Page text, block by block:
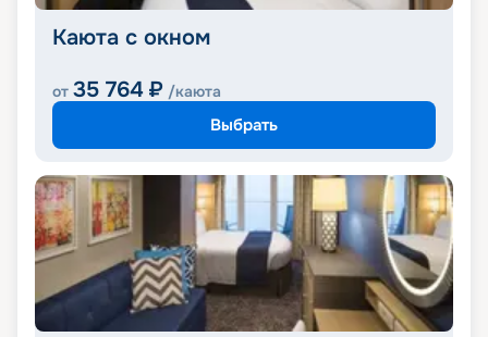
Каюта с окном
от 35 764 ₽ /каюта
Выбрать